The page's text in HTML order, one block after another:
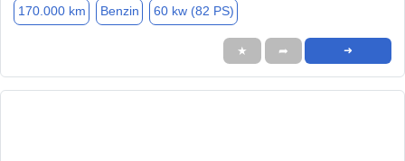
170.000 km Benzin 60 kw (82 PS)
★ ➦ ➜